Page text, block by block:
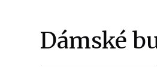
Dámské